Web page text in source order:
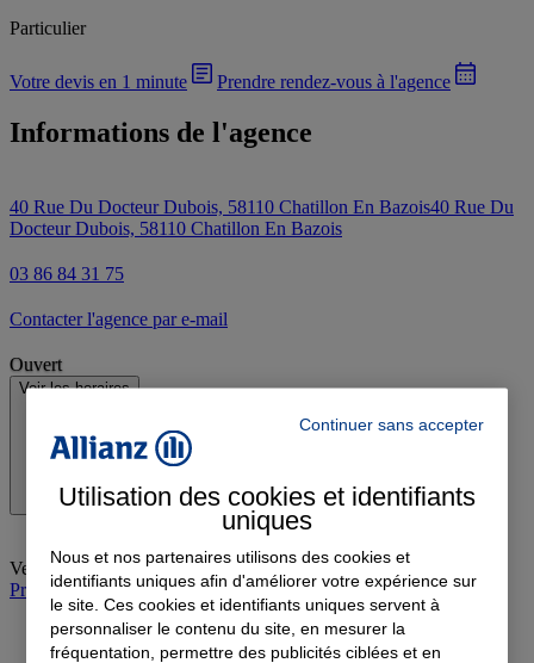
Particulier
Votre devis en 1 minute Prendre rendez-vous à l'agence
Informations de l'agence
40 Rue Du Docteur Dubois, 58110 Chatillon En Bazois40 Rue Du
Docteur Dubois, 58110 Chatillon En Bazois
03 86 84 31 75
Contacter l'agence par e-mail
Ouvert
Voir les horaires
Vendredi: 09:00-12:00, 14:00-19:00
Prendre rendez-vous à l'agence
Continuer sans accepter
Utilisation des cookies et identifiants
uniques
Nous et nos partenaires utilisons des cookies et
identifiants uniques afin d'améliorer votre expérience sur
le site. Ces cookies et identifiants uniques servent à
personnaliser le contenu du site, en mesurer la
fréquentation, permettre des publicités ciblées et en